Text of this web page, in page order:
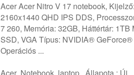
Acer Acer Nitro V 17 notebook,
2160x1440 QHD IPS DDS,
7 260, Memória: 32GB, Háttértár: 1TB
SSD, VGA Típus: NVIDIA®
Operációs ...